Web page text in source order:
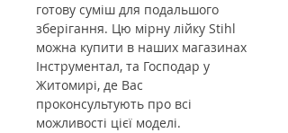
готову суміш для подальшого
зберігання. Цю мірну лійку Stihl
можна купити в наших магазинах
Інструментал, та Господар у
Житомирі, де Вас
проконсультують про всі
можливості цієї моделі.